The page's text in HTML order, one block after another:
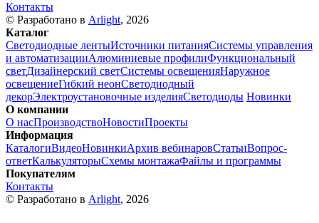
Контакты
© Разработано в Arlight, 2026
Каталог
Светодиодные лентыИсточники питанияСистемы управления
и автоматизацииАлюминиевые профилиФункциональный
светДизайнерский светСистемы освещенияНаружное
освещениеГибкий неонСветодиодный
декорЭлектроустановочные изделияСветодиоды Новинки
О компании
О насПроизводствоНовостиПроекты
Информация
КаталогиВидеоНовинкиАрхив вебинаровСтатьиВопрос-
ответКалькуляторыСхемы монтажаФайлы и программы
Покупателям
Контакты
© Разработано в Arlight, 2026